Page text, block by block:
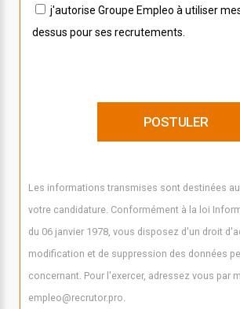
j'autorise Groupe Empleo à utiliser
dessus pour ses recrutements.
Les informations transmises sont destinées
votre candidature. Conformément à la loi
du 06 janvier 1978, vous disposez d'un droit
modification et de suppression des données
concernant. Pour l'exercer, adressez vous par
empleo@recrutor.pro.